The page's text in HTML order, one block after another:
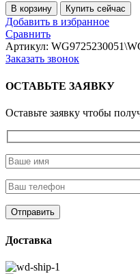
Количество
товара
ПГУ
сцепления
HOWO
HW76
В корзину Купить сейчас
Добавить в избранное
Сравнить
Артикул:
Заказать звонок
ОСТАВЬТЕ ЗАЯВКУ
Оставьте заявку чтобы
Доставка